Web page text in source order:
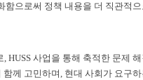
으로써 정책 내용을 더 직관적
HUSS 사업을 통해 축적한 문제
께 고민하며, 현대 사회가 요구